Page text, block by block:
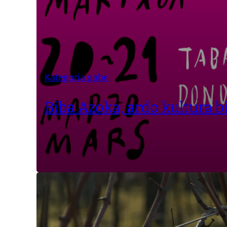
Kategoria gabe
Biba Azoka, ardo kultura